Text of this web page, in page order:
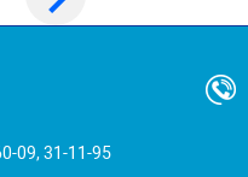
09, 31-11-95